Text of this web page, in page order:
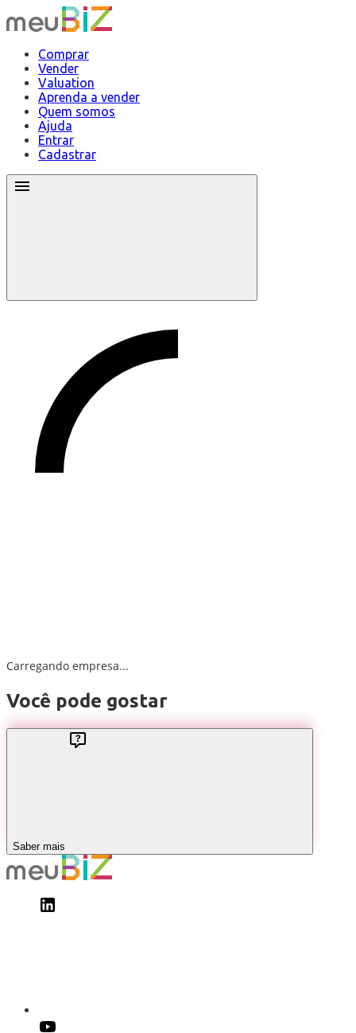
Comprar
Vender
Valuation
Aprenda a vender
Quem somos
Ajuda
Entrar
Cadastrar
Carregando empresa...
Você pode gostar
Saber mais